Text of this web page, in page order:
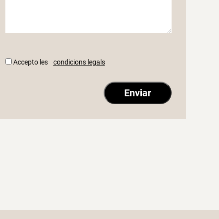
Accepto les condicions legals